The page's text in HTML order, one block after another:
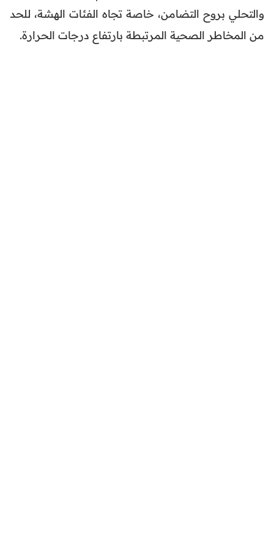
والتحلي بروح التضامن، خاصة تجاه الفئات الهشة، للحد
من المخاطر الصحية المرتبطة بارتفاع درجات الحرارة.